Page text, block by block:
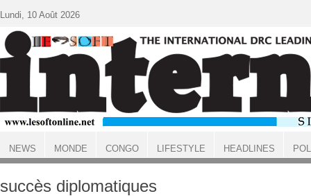
ACCUEIL
succès diplomatiques
Lundi, 10 Août 2026
NEWS MONDE CONGO LIFESTYLE HEADLINES